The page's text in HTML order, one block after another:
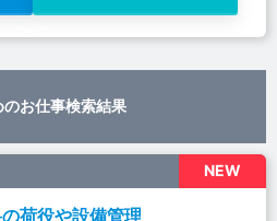
お仕事検索結果
NEW
荷役や設備管理